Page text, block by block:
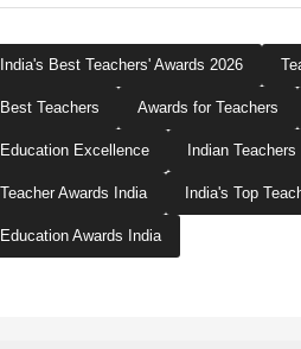
India's Best Teachers' Awards 2026
Best Teachers Awards for Teachers
Education Excellence Indian Teachers
Teacher Awards India India's Top
Education Awards India